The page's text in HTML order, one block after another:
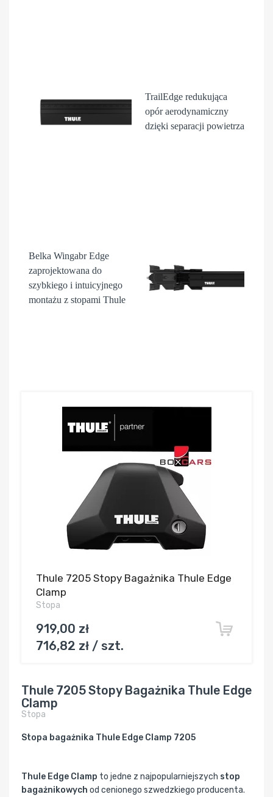
TrailEdge redukująca
opór aerodynamiczny
dzięki separacji powietrza
Belka Wingabr Edge
zaprojektowana do
szybkiego i intuicyjnego
montażu z stopami Thule
Thule 7205 Stopy Bagażnika Thule Edge
Clamp
Stopa
919,00 zł
716,82 zł / szt.
Thule 7205 Stopy Bagażnika Thule Edge
Clamp
Stopa
Stopa bagażnika Thule Edge Clamp 7205
Thule Edge Clamp to jedne z najpopularniejszych stop
bagażnikowych od cenionego szwedzkiego producenta.